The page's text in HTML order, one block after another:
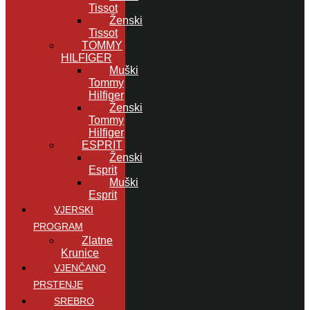
Tissot
Ženski
Tissot
TOMMY
HILFIGER
Muški
Tommy
Hilfiger
Ženski
Tommy
Hilfiger
ESPRIT
Ženski
Esprit
Muški
Esprit
VJERSKI
PROGRAM
Zlatne
Krunice
VJENČANO
PRSTENJE
SREBRO